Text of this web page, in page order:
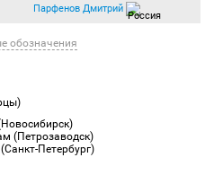
Парфенов Дмитрий
обозначения
(Петрозаводск)
Петербург)